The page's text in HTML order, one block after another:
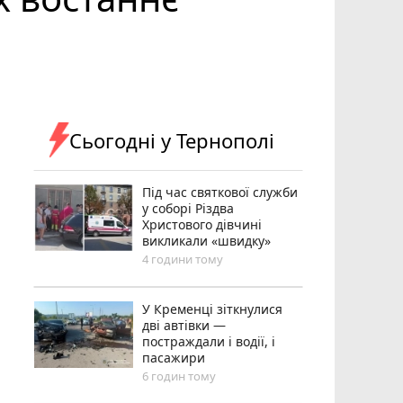
Сьогодні у Тернополі
Під час святкової служби
у соборі Різдва
Христового дівчині
викликали «швидку»
4 години тому
У Кременці зіткнулися
дві автівки —
постраждали і водії, і
пасажири
6 годин тому